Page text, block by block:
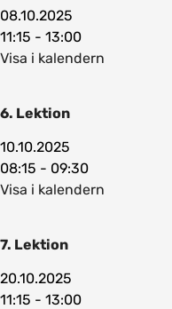
08.10.2025
11:15 - 13:00
Visa i kalendern
6. Lektion
10.10.2025
08:15 - 09:30
Visa i kalendern
7. Lektion
20.10.2025
11:15 - 13:00